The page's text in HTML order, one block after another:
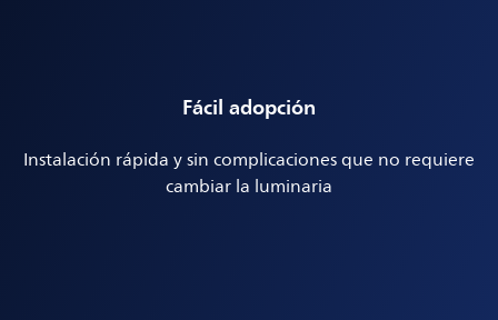
Fácil adopción
Instalación rápida y sin complicaciones que no requiere
cambiar la luminaria